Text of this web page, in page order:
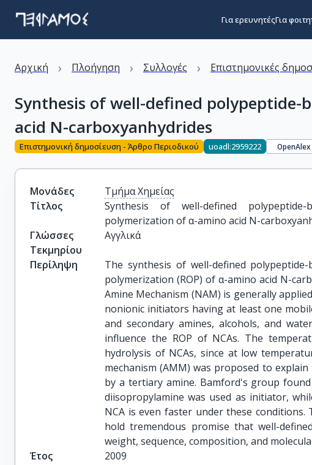
Για ερευνητέςΓια
Αρχική › Πλοήγηση › Συλλογές › Επιστημονικές
Synthesis of well-defined
acid N-carboxyanhydrides
Επιστημονική δημοσίευση - Άρθρο Περιοδικού uoadl:2959222
Μονάδες
Τμήμα Χημείας
Τίτλος
Synthesis of well-defined
polymerization of α-amino acid N-
Γλώσσες
Τεκμηρίου
Αγγλικά
Περίληψη
The synthesis of well-defined
polymerization (ROP) of α-amino acid N-
Amine Mechanism (NAM) is generally
nonionic initiators having at least one
and secondary amines, alcohols, and
influence the ROP of NCAs. The
hydrolysis of NCAs, since at low
mechanism (AMM) was proposed to
by a tertiary amine. Bamford's group
diisopropylamine was used as initiator,
NCA is even faster under these conditions.
hold tremendous promise that well-
weight, sequence, composition, and
Έτος
2009